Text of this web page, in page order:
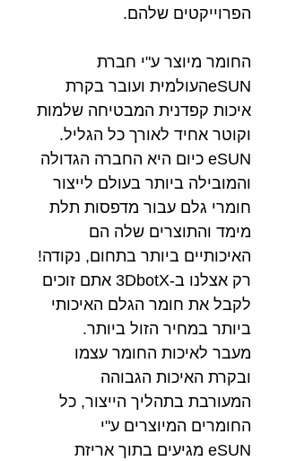
הפרוייקטים שלהם.
החומר מיוצר ע"י חברת
eSUNהעולמית ועובר בקרת
איכות קפדנית המבטיחה שלמות
וקוטר אחיד לאורך כל הגליל.
eSUN כיום היא החברה הגדולה
והמובילה ביותר בעולם לייצור
חומרי גלם עבור מדפסות תלת
מימד והתוצרים שלה הם
האיכותיים ביותר בתחום, נקודה!
רק אצלנו ב-3DbotX אתם זוכים
לקבל את חומר הגלם האיכותי
ביותר במחיר הזול ביותר.
מעבר לאיכות החומר עצמו
ובקרת האיכות הגבוהה
המעורבת בתהליך הייצור, כל
החומרים המיוצרים ע"י
eSUN מגיעים בתוך אריזת